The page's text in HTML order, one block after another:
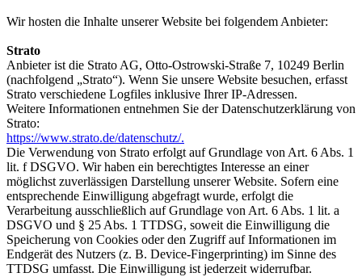
Wir hosten die Inhalte unserer Website bei folgendem Anbieter:
Strato
Anbieter ist die Strato AG, Otto-Ostrowski-Straße 7, 10249 Berlin
(nachfolgend „Strato“). Wenn Sie unsere Website besuchen, erfasst
Strato verschiedene Logfiles inklusive Ihrer IP-Adressen.
Weitere Informationen entnehmen Sie der Datenschutzerklärung von
Strato:
https://www.strato.de/datenschutz/.
Die Verwendung von Strato erfolgt auf Grundlage von Art. 6 Abs. 1
lit. f DSGVO. Wir haben ein berechtigtes Interesse an einer
möglichst zuverlässigen Darstellung unserer Website. Sofern eine
entsprechende Einwilligung abgefragt wurde, erfolgt die
Verarbeitung ausschließlich auf Grundlage von Art. 6 Abs. 1 lit. a
DSGVO und § 25 Abs. 1 TTDSG, soweit die Einwilligung die
Speicherung von Cookies oder den Zugriff auf Informationen im
Endgerät des Nutzers (z. B. Device-Fingerprinting) im Sinne des
TTDSG umfasst. Die Einwilligung ist jederzeit widerrufbar.